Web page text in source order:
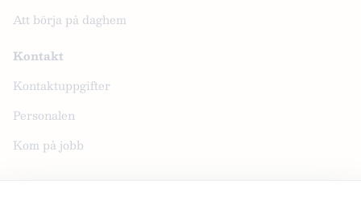
Att börja på daghem
Kontakt
Kontaktuppgifter
Personalen
Kom på jobb